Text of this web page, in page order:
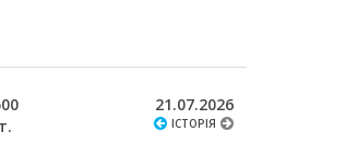
21.07.2026
ІСТОРІЯ